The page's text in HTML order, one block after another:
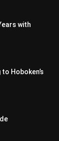
with
Hoboken’s